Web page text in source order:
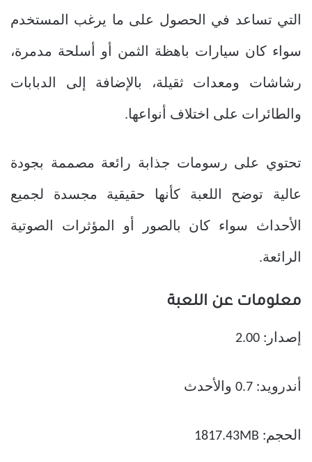
التي تساعد في الحصول على ما يرغب المستخدم
سواء كان سيارات باهظة الثمن أو أسلحة مدمرة،
رشاشات ومعدات ثقيلة، بالإضافة إلى الدبابات
والطائرات على اختلاف أنواعها.
تحتوي على رسومات جذابة رائعة مصممة بجودة
عالية توضح اللعبة كأنها حقيقية مجسدة لجميع
الأحداث سواء كان بالصور أو المؤثرات الصوتية
الرائعة.
معلومات عن اللعبة
إصدار: 2.00
أندرويد: 0.7 والأحدث
الحجم: 1817.43MB